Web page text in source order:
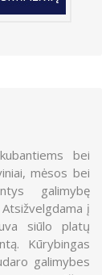
bei
mėsos bei
galimybę
į
siūlo platų
Kūrybingas
galimybes